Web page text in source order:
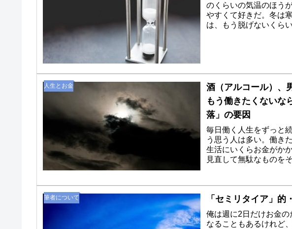
のくらいの気温のほう
やすくて好きだ。冬は
は、もう脱げないくら
人生とお金
酒（アルコール）
もう働きたくないな
落」の要因
毎日働く人生をずっと
う思う人は多い。働き
生活にいくらお金がか
見直して無駄なものを
筆者について 「セミリタイア」
俺は週に2日だけお金
なることもあるけれど